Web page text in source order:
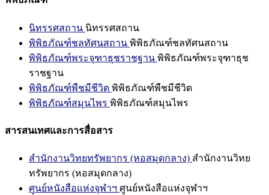
นิทรรศสถาน นิทรรศสถาน
พิพิธภัณฑ์ชลทัศนสถาน พิพิธภัณฑ์ชลทัศนสถาน
พิพิธภัณฑ์พระจุฑาธุชราชฐาน พิพิธภัณฑ์พระจุฑาธุช
ราชฐาน
พิพิธภัณฑ์พืชมีชีวิต พิพิธภัณฑ์พืชมีชีวิต
พิพิธภัณฑ์สมุนไพร พิพิธภัณฑ์สมุนไพร
สารสนเทศและการสื่อสาร
สำนักงานวิทยทรัพยากร (หอสมุดกลาง) สำนักงานวิทย
ทรัพยากร (หอสมุดกลาง)
ศูนย์หนังสือแห่งจุฬาฯ ศูนย์หนังสือแห่งจุฬาฯ